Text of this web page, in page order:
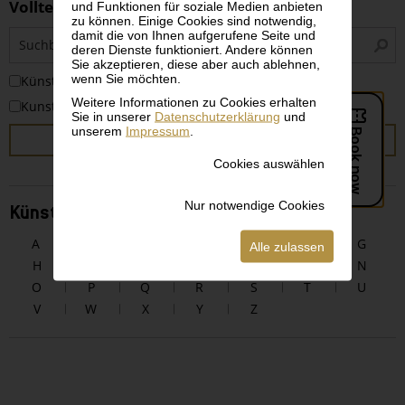
und Funktionen für soziale Medien anbieten
zu können. Einige Cookies sind notwendig,
damit die von Ihnen aufgerufene Seite und
deren Dienste funktioniert. Andere können
Sie akzeptieren, diese aber auch ablehnen,
wenn Sie möchten.
Weitere Informationen zu Cookies erhalten
Sie in unserer Datenschutzerklärung und
unserem Impressum
Cookies auswählen
Nur notwendige Cookies
Alle zulassen
Volltextsuche
KünstlerInnen
Kunstwerke
SUCHEN
KünstlerInnen alphabetisch
A E F
G
H
L M
N
O
P Q R S T
U
V
W X Y Z